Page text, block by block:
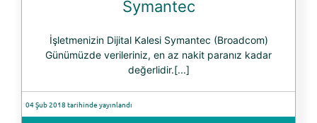
Symantec
İşletmenizin Dijital Kalesi Symantec (Broadcom)
Günümüzde verileriniz, en az nakit paranız kadar
değerlidir.[...]
04 Şub 2018 tarihinde yayınlandı